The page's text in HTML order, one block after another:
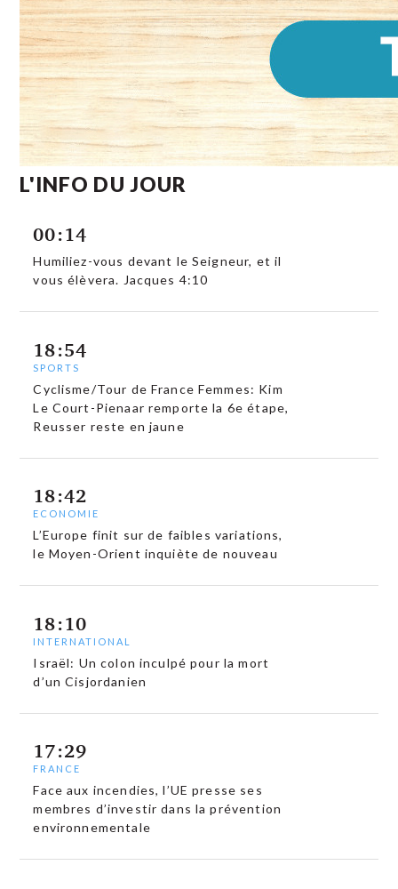
L'INFO DU JOUR
00:14
Humiliez-vous devant le Seigneur, et il
vous élèvera. Jacques 4:10
18:54
SPORTS
Cyclisme/Tour de France Femmes: Kim
Le Court-Pienaar remporte la 6e étape,
Reusser reste en jaune
18:42
ECONOMIE
L’Europe finit sur de faibles variations,
le Moyen-Orient inquiète de nouveau
18:10
INTERNATIONAL
Israël: Un colon inculpé pour la mort
d’un Cisjordanien
17:29
FRANCE
Face aux incendies, l’UE presse ses
membres d’investir dans la prévention
environnementale